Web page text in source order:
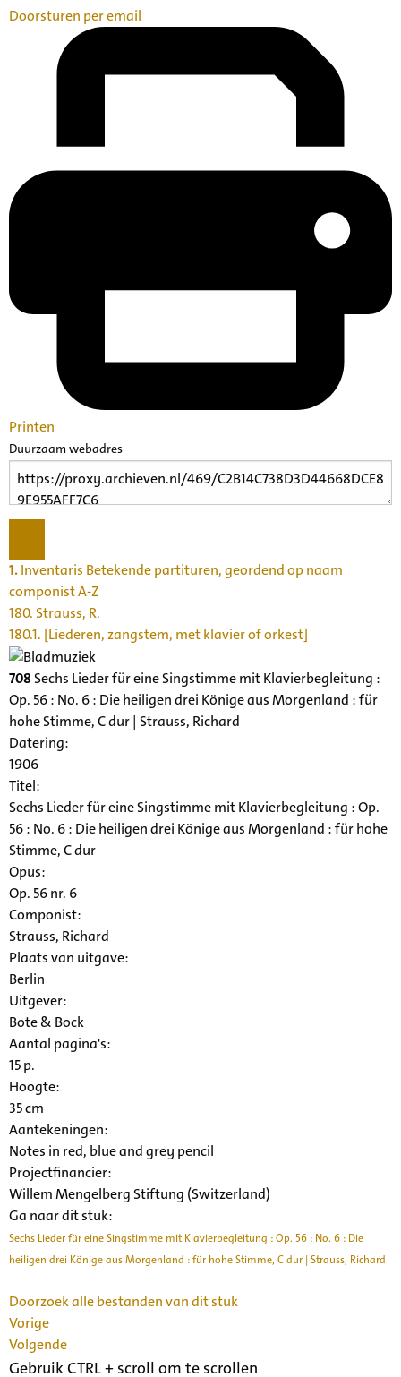
Doorsturen per email
Printen
Duurzaam webadres
1.Inventaris Betekende partituren, geordend op naam
componist A-Z
180. Strauss, R.
180.1. [Liederen, zangstem, met klavier of orkest]
708Sechs Lieder für eine Singstimme mit Klavierbegleitung :
Op. 56 : No. 6 : Die heiligen drei Könige aus Morgenland : für
hohe Stimme, C dur | Strauss, Richard
Datering:
1906
Titel:
Sechs Lieder für eine Singstimme mit Klavierbegleitung : Op.
56 : No. 6 : Die heiligen drei Könige aus Morgenland : für hohe
Stimme, C dur
Opus:
Op. 56 nr. 6
Componist:
Strauss, Richard
Plaats van uitgave:
Berlin
Uitgever:
Bote & Bock
Aantal pagina's:
15 p.
Hoogte:
35 cm
Aantekeningen:
Notes in red, blue and grey pencil
Projectfinancier:
Willem Mengelberg Stiftung (Switzerland)
Ga naar dit stuk:
Sechs Lieder für eine Singstimme mit Klavierbegleitung : Op. 56 : No. 6 : Die
heiligen drei Könige aus Morgenland : für hohe Stimme, C dur | Strauss, Richard
Doorzoek alle bestanden van dit stuk
Vorige
Volgende
Gebruik CTRL + scroll om te scrollen